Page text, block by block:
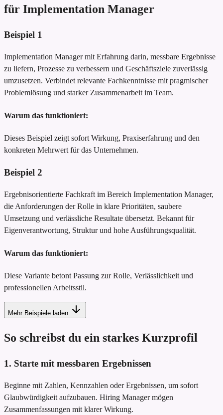
für Implementation Manager
Beispiel 1
Implementation Manager mit Erfahrung darin, messbare Ergebnisse
zu liefern, Prozesse zu verbessern und Geschäftsziele zuverlässig
umzusetzen. Verbindet relevante Fachkenntnisse mit pragmischer
Problemlösung und starker Zusammenarbeit im Team.
Warum das funktioniert:
Dieses Beispiel zeigt sofort Wirkung, Praxiserfahrung und den
konkreten Mehrwert für das Unternehmen.
Beispiel 2
Ergebnisorientierte Fachkraft im Bereich Implementation Manager,
die Anforderungen der Rolle in klare Prioritäten, saubere
Umsetzung und verlässliche Resultate übersetzt. Bekannt für
Eigenverantwortung, Struktur und hohe Ausführungsqualität.
Warum das funktioniert:
Diese Variante betont Passung zur Rolle, Verlässlichkeit und
professionellen Arbeitsstil.
Mehr Beispiele laden
So schreibst du ein starkes Kurzprofil
1. Starte mit messbaren Ergebnissen
Beginne mit Zahlen, Kennzahlen oder Ergebnissen, um sofort
Glaubwürdigkeit aufzubauen. Hiring Manager mögen
Zusammenfassungen mit klarer Wirkung.